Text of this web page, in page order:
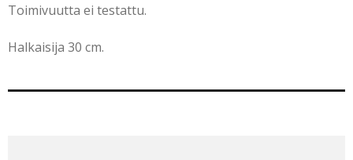
Toimivuutta ei testattu.
Halkaisija 30 cm.